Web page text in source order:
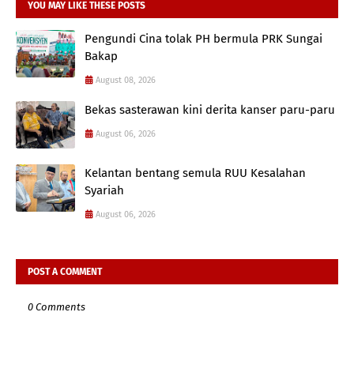
YOU MAY LIKE THESE POSTS
Pengundi Cina tolak PH bermula PRK Sungai
Bakap
August 08, 2026
Bekas sasterawan kini derita kanser paru-paru
August 06, 2026
Kelantan bentang semula RUU Kesalahan
Syariah
August 06, 2026
POST A COMMENT
0 Comments